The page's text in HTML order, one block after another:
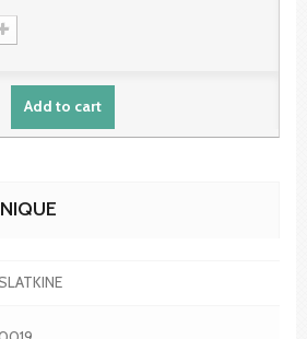
Add to cart